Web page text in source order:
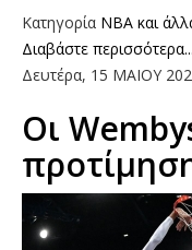
Κατηγορία NBA και
Διαβάστε περισσότερα...
Δευτέρα, 15 ΜΑΙΟΥ
Οι